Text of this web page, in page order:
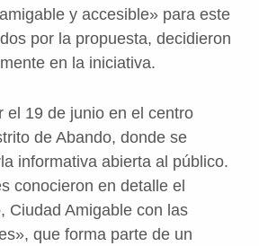
y accesible» para este
por la propuesta, decidieron
en la iniciativa.
el 19 de junio en el centro
de Abando, donde se
informativa abierta al público.
conocieron en detalle el
Ciudad Amigable con las
que forma parte de un